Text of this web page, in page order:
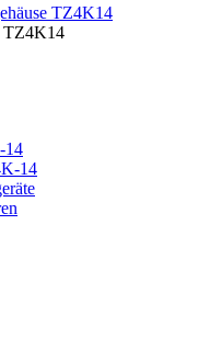
TZ4K14
TZ4K14
14
14